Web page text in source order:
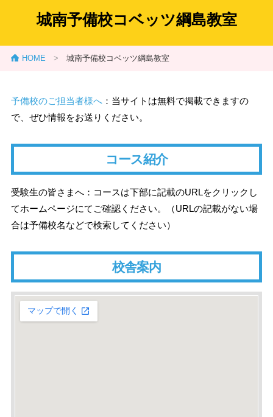
城南予備校コベッツ綱島教室
HOME > 城南予備校コベッツ綱島教室
予備校のご担当者様へ：当サイトは無料で掲載できますの
で、ぜひ情報をお送りください。
コース紹介
受験生の皆さまへ：コースは下部に記載のURLをクリックし
てホームページにてご確認ください。（URLの記載がない場
合は予備校名などで検索してください）
校舎案内